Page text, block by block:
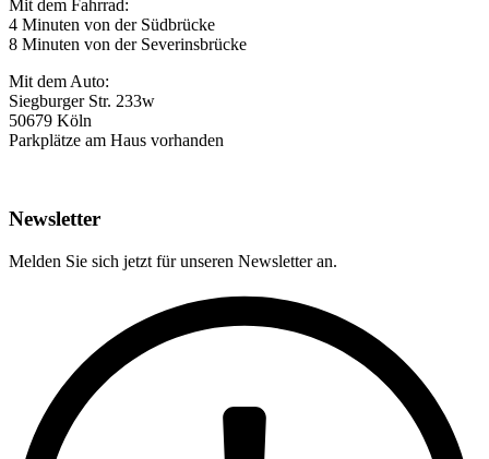
Mit dem Fahrrad:
4 Minuten von der Südbrücke
8 Minuten von der Severinsbrücke
Mit dem Auto:
Siegburger Str. 233w
50679 Köln
Parkplätze am Haus vorhanden
Newsletter
Melden Sie sich jetzt für unseren Newsletter an.